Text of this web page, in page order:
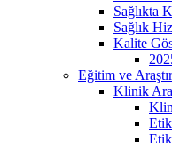
Sağlıkta
Sağlık
Kalite
Eğitim ve
Klinik